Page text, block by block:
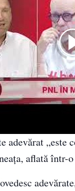
adevărat
aflată într-